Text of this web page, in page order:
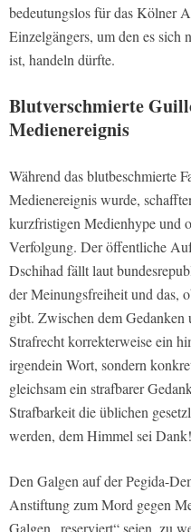
bedeutungslos für das Kölner
Einzelgängers, um den es sich
ist, handeln dürfte.
Blutverschmierte
Medienereignis
Während das blutbeschmierte
Medienereignis wurde,
kurzfristigen Medienhype und
Verfolgung. Der öffentliche
Dschihad fällt laut
der Meinungsfreiheit und das,
gibt. Zwischen dem Gedanken
Strafrecht korrekterweise ein
irgendein Wort, sondern
gleichsam ein strafbarer
Strafbarkeit die üblichen
werden, dem Himmel sei Dank!
Den Galgen auf der Pegida-
Anstiftung zum Mord gegen
Galgen „reserviert“ seien, zu